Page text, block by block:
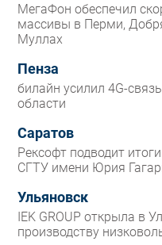
МегаФон обеспечил
массивы в Перми,
Муллах
Пенза
билайн усилил 4G-
области
Саратов
Рексофт подводит
СГТУ имени Юрия
Ульяновск
IEK GROUP открыла в
производству